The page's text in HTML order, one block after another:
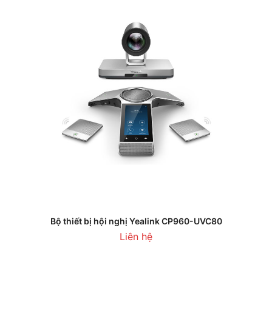
Bộ thiết bị hội nghị Yealink CP960-UVC80
Liên hệ